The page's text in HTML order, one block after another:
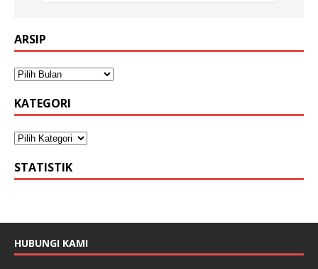
ARSIP
KATEGORI
STATISTIK
HUBUNGI KAMI